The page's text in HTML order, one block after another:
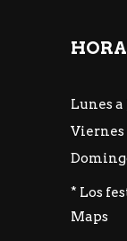
Lunes a
Viernes
* Los
Maps